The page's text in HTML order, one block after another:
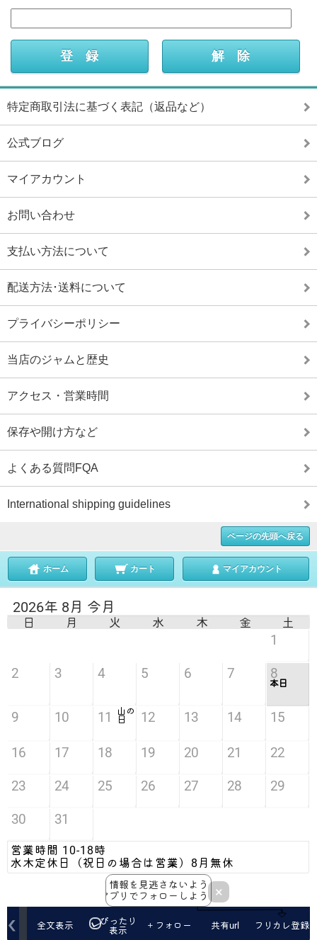
特定商取引法に基づく表記（返品など）
公式ブログ
マイアカウント
お問い合わせ
支払い方法について
配送方法･送料について
プライバシーポリシー
当店のジャムと歴史
アクセス・営業時間
保存や開け方など
よくある質問FQA
International shipping guidelines
ページの先頭へ戻る
ホーム カート マイアカウント